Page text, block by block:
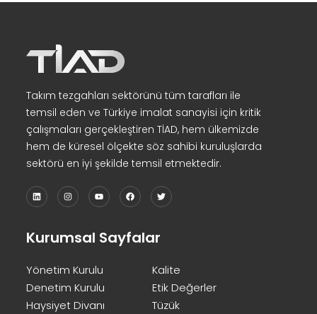
Takım tezgahları sektörünü tüm tarafları ile
temsil eden ve Türkiye imalat sanayisi için kritik
çalışmaları gerçekleştiren TİAD, hem ülkemizde
hem de küresel ölçekte söz sahibi kuruluşlarda
sektörü en iyi şekilde temsil etmektedir.
Kurumsal Sayfalar
Yönetim Kurulu
Denetim Kurulu
Haysiyet Divanı
Kalite
Etik Değerler
Tüzük